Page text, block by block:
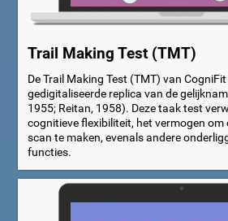
Trail Making Test (TMT)
De Trail Making Test (TMT) van CogniFit
gedigitaliseerde replica van de
1955; Reitan, 1958). Deze taak test
cognitieve flexibiliteit, het vermogen om
scan te maken, evenals andere
functies.